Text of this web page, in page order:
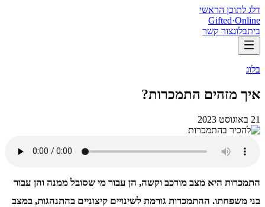
דלג לתוכן הראשי
Gifted·Online
ביתבלוגצור קשר
בלוג
איך מזהים התמכרות?
21 באוגוסט 2023
התמכרות היא מצב מורכב וקשה, הן עבור מי שסובל ממנה והן עבור
בני משפחתו. ההתמכרות גורמת לשינויים קיצוניים בהתנהגות, במצב